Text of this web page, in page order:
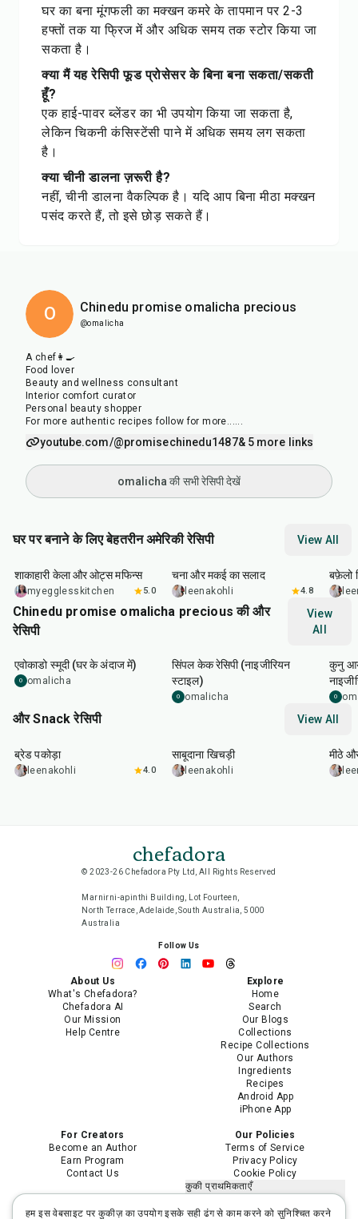
घर का बना मूंगफली का मक्खन कमरे के तापमान पर 2-3
हफ्तों तक या फ्रिज में और अधिक समय तक स्टोर किया जा
सकता है।
क्या मैं यह रेसिपी फूड प्रोसेसर के बिना बना सकता/सकती
हूँ?
एक हाई-पावर ब्लेंडर का भी उपयोग किया जा सकता है,
लेकिन चिकनी कंसिस्टेंसी पाने में अधिक समय लग सकता
है।
क्या चीनी डालना ज़रूरी है?
नहीं, चीनी डालना वैकल्पिक है। यदि आप बिना मीठा मक्खन
पसंद करते हैं, तो इसे छोड़ सकते हैं।
O Chinedu promise omalicha precious
@omalicha
A chef👩‍🍳
Food lover
Beauty and wellness consultant
Interior comfort curator
Personal beauty shopper
For more authentic recipes follow for more......
youtube.com/@promisechinedu1487& 5 more links
omalicha की सभी रेसिपी देखें
घर पर बनाने के लिए बेहतरीन अमेरिकी रेसिपी View All
min
शाकाहारी केला और ओट्स मफिन्स
myegglesskitchen 5.0
40 min
चना और मकई का सलाद
leenakohli 4.8
बफ़ेलो
Chinedu promise omalicha precious की और
रेसिपी
View
All
5 min
एवोकाडो स्मूदी (घर के अंदाज में)
O omalicha
सिंपल केक रेसिपी (नाइजीरियन
स्टाइल)
O omalicha
कुनु
O
और Snack रेसिपी View All
15
ब्रेड पकोड़ा
leenakohli 4.0
साबूदाना खिचड़ी
leenakohli
मीठे
chefadora
© 2023-26 Chefadora Pty Ltd, All Rights Reserved
Marnirni-apinthi Building, Lot Fourteen,
North Terrace, Adelaide, South Australia, 5000
Australia
Follow Us
About Us
What's Chefadora?
Chefadora AI
Our Mission
Help Centre
Explore
Home
Search
Our Blogs
Collections
Recipe Collections
Our Authors
Ingredients
Recipes
Android App
iPhone App
For Creators
Become an Author
Earn Program
Contact Us
Our Policies
Terms of Service
Privacy Policy
Cookie Policy
कुकी प्राथमिकताएँ
मेरी संवेदनशील निजी जानकारी का उपयोग
हम इस वेबसाइट पर कुकीज़ का उपयोग इसके सही ढंग से काम करने को सुनिश्चित करने